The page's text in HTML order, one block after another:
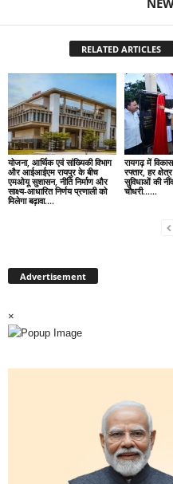
RELATED ARTICLES
योजना, आर्थिक एवं सांख्यिकी विभाग
और आईआईएम रायपुर के बीच
एमओयू सुशासन, नीति निर्माण और
साक्ष्य-आधारित निर्णय प्रणाली को
मिलेगा बढ़ावा….
रायगढ़ में
रफ्तार, हर
सुविधाओं की
चौधरी……
Advertisement
×